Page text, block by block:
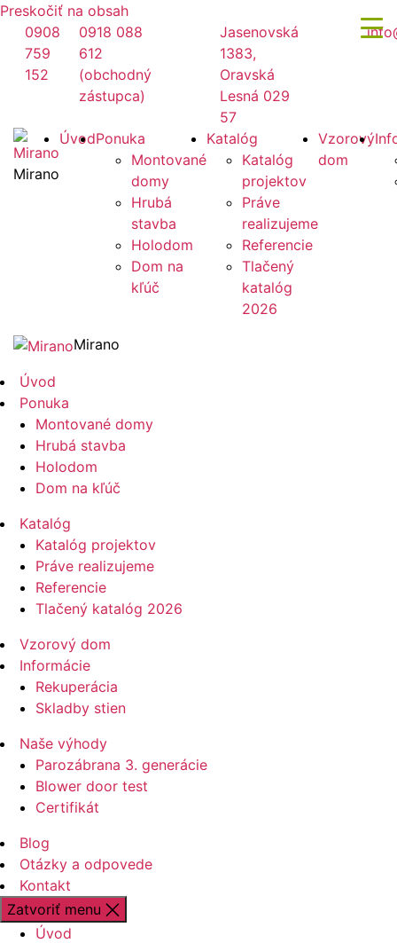
Preskočiť na obsah
0908
759
152
0918 088
612
(obchodný
zástupca)
Jasenovská
1383,
Oravská
Lesná 029
57
Mirano
ÚvodPonuka
Montované
domy
Hrubá
stavba
Holodom
Dom na
kľúč
Katalóg
Katalóg
projektov
Práve
realizujeme
Referencie
Tlačený
katalóg
2026
Vzorový
dom
Mirano
Úvod
Ponuka
Montované domy
Hrubá stavba
Holodom
Dom na kľúč
Katalóg
Katalóg projektov
Práve realizujeme
Referencie
Tlačený katalóg 2026
Vzorový dom
Informácie
Rekuperácia
Skladby stien
Naše výhody
Parozábrana 3. generácie
Blower door test
Certifikát
Blog
Otázky a odpovede
Kontakt
Zatvoriť menu
Úvod